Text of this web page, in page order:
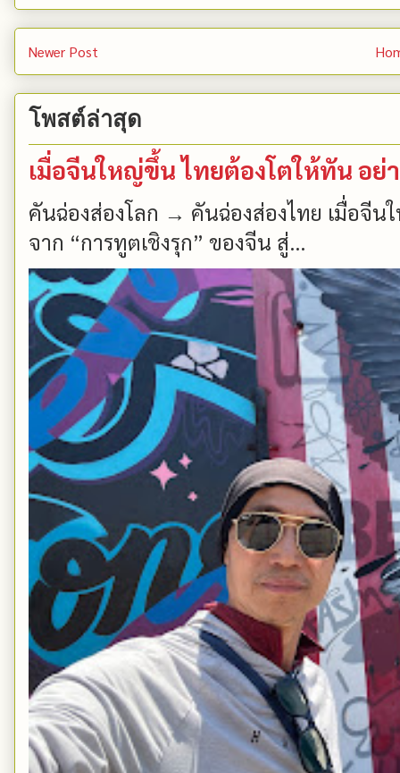
Newer Post
โพสต์ล่าสุด
เมื่อจีนใหญ่ขึ้น ไทยต้องโตให้ทัน อย่
คันฉ่องส่องโลก → คันฉ่องส่องไทย เมื่อจี
จาก “การทูตเชิงรุก” ของจีน สู่...